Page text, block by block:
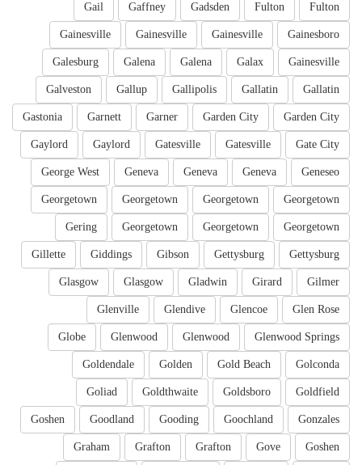
Fulton
Fulton
Gadsden
Gaffney
Gail
Gainesboro
Gainesville
Gainesville
Gainesville
Gainesville
Galax
Galena
Galena
Galesburg
Gallatin
Gallatin
Gallipolis
Gallup
Galveston
Garden City
Garden City
Garner
Garnett
Gastonia
Gate City
Gatesville
Gatesville
Gaylord
Gaylord
Geneseo
Geneva
Geneva
Geneva
George West
Georgetown
Georgetown
Georgetown
Georgetown
Georgetown
Georgetown
Georgetown
Gering
Gettysburg
Gettysburg
Gibson
Giddings
Gillette
Gilmer
Girard
Gladwin
Glasgow
Glasgow
Glen Rose
Glencoe
Glendive
Glenville
Glenwood Springs
Glenwood
Glenwood
Globe
Golconda
Gold Beach
Golden
Goldendale
Goldfield
Goldsboro
Goldthwaite
Goliad
Gonzales
Goochland
Gooding
Goodland
Goshen
Goshen
Gove
Grafton
Grafton
Graham